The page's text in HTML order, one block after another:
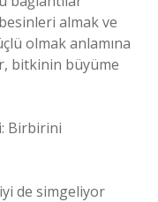
almak ve
olmak anlamına
bitkinin büyüme
Birbirini
de simgeliyor